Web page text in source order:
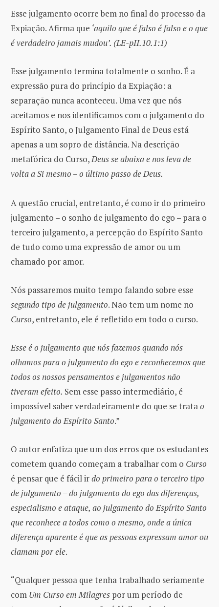
Esse julgamento ocorre bem no final do processo da
Expiação. Afirma que ‘aquilo que é falso é falso e o que
é verdadeiro jamais mudou’. (LE-pII.10.1:1)
Esse julgamento termina totalmente o sonho. É a
expressão pura do princípio da Expiação: a
separação nunca aconteceu. Uma vez que nós
aceitamos e nos identificamos com o julgamento do
Espírito Santo, o Julgamento Final de Deus está
apenas a um sopro de distância. Na descrição
metafórica do Curso,Deus se abaixa e nos leva de
volta a Si mesmo –o último passo de Deus.
A questão crucial, entretanto, é como ir do primeiro
julgamento – o sonho de julgamento do ego – para o
terceiro julgamento, a percepção do Espírito Santo
de tudo como uma expressão de amor ou um
chamado por amor.
Nós passaremos muito tempo falando sobre esse
segundo tipo de julgamento. Não tem um nome no
Curso, entretanto, ele é refletido em todo o curso.
Esse é o julgamento que nós fazemos quando nós
olhamos para o julgamento do ego e reconhecemos que
todos os nossos pensamentos e julgamentos não
tiveram efeito. Sem esse passo intermediário, é
impossível saber verdadeiramente do que se tratao
julgamento do Espírito Santo.”
O autor enfatiza que um dos erros que os estudantes
cometem quando começam a trabalhar com o Curso
é pensar que é fácil irdo primeiro para o terceiro tipo
de julgamento – do julgamento do ego das diferenças,
especialismo e ataque, ao julgamento do Espírito Santo
que reconhece a todos como o mesmo, onde a única
diferença aparente é que as pessoas expressam amor ou
clamam por ele.
“Qualquer pessoa que tenha trabalhado seriamente
com Um Curso em Milagres por um período de